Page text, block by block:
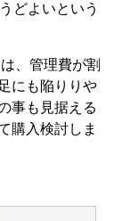
どよいという
、管理費が割
にも陥りりや
事も見据える
購入検討しま